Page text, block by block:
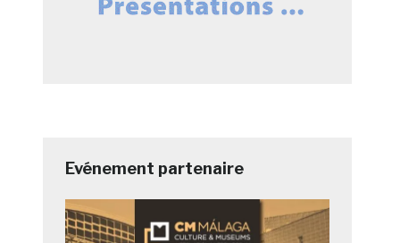
Evénement partenaire